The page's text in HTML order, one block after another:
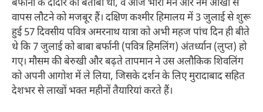
बर्फानी के दीदार की बेताबी थी, वे आज भारी मन और नम आंखों से
वापस लौटने को मजबूर हैं। दक्षिण कश्मीर हिमालय में 3 जुलाई से शुरू
हुई 57 दिवसीय पवित्र अमरनाथ यात्रा को अभी महज पांच दिन ही बीते
थे कि 7 जुलाई को बाबा बर्फानी (पवित्र हिमलिंग) अंतर्ध्यान (लुप्त) हो
गए। मौसम की बेरुखी और बढ़ते तापमान ने उस अलौकिक शिवलिंग
को अपनी आगोश में ले लिया, जिसके दर्शन के लिए मुरादाबाद सहित
देशभर से लाखों भक्त महीनों तैयारियां करते हैं।